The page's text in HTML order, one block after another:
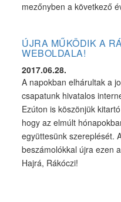
mezőnyben a következő
ÚJRA MŰKÖDIK A
WEBOLDALA!
2017.06.28.
A napokban elhárultak a
csapatunk hivatalos
Ezúton is köszönjük
hogy az elmúlt
együttesünk szereplését.
beszámolókkal újra ezen
Hajrá, Rákóczi!